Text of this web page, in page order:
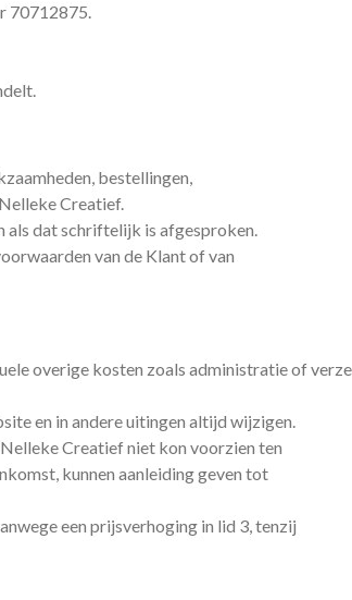
70712875.
bestellingen,
Creatief.
als dat schriftelijk is afgesproken.
van de Klant of van
overige kosten zoals administratie of
en in andere uitingen altijd wijzigen.
Creatief niet kon voorzien ten
kunnen aanleiding geven tot
een prijsverhoging in lid 3, tenzij